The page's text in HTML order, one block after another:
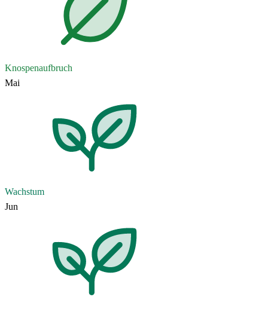
Knospenaufbruch
Mai
Wachstum
Jun